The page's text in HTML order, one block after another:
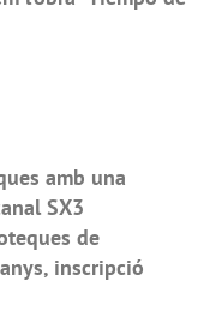
amb una
SX3
de
inscripció